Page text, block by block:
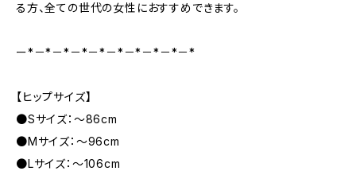
る方、全ての世代の女性におすすめできます。
ー*－*－*－*－*－*－*－*－*－*
【ヒップサイズ】
●Sサイズ：〜86cm
●Mサイズ：〜96cm
●Lサイズ：〜106cm